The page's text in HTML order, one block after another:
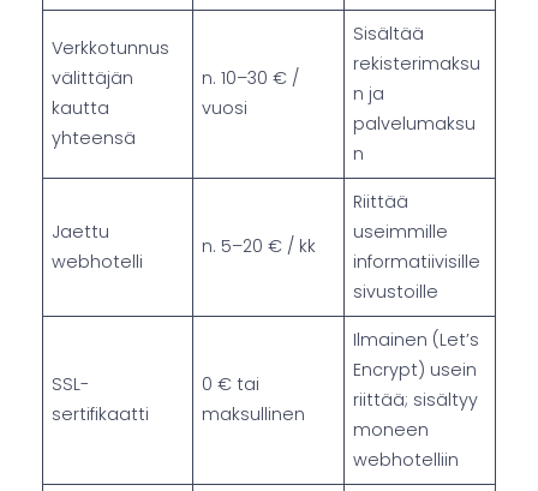
Verkkotunnus
välittäjän
kautta
yhteensä
n. 10–30 € /
vuosi
Sisältää
rekisterimaksu
n ja
palvelumaksu
n
Jaettu
webhotelli
n. 5–20 € / kk
Riittää
useimmille
informatiivisille
sivustoille
SSL-
sertifikaatti
0 € tai
maksullinen
Ilmainen (Let’s
Encrypt) usein
riittää; sisältyy
moneen
webhotelliin